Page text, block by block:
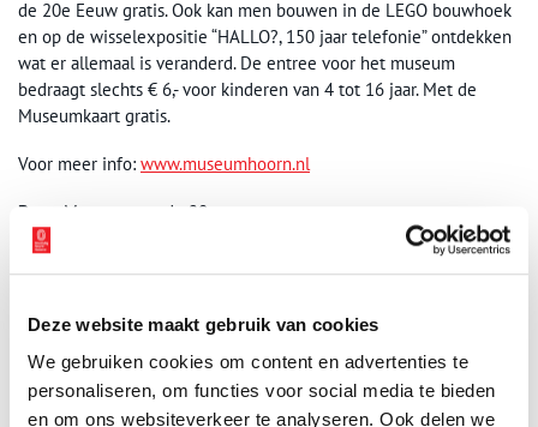
Deze website maakt gebruik van cookies
We gebruiken cookies om content en advertenties te
personaliseren, om functies voor social media te bieden
en om ons websiteverkeer te analyseren. Ook delen we
de 20e Eeuw gratis. Ook kan men bouwen in de LEGO bouwhoek
en op de wisselexpositie “HALLO?, 150 jaar telefonie” ontdekken
wat er allemaal is veranderd. De entree voor het museum
bedraagt slechts € 6,- voor kinderen van 4 tot 16 jaar. Met de
Museumkaart gratis.
Voor meer info: www.museumhoorn.nl
Bron: Museum van de 20e eeuw
Publicatiedatum: 27/01/2026
Ontvang de nieuwsbrief